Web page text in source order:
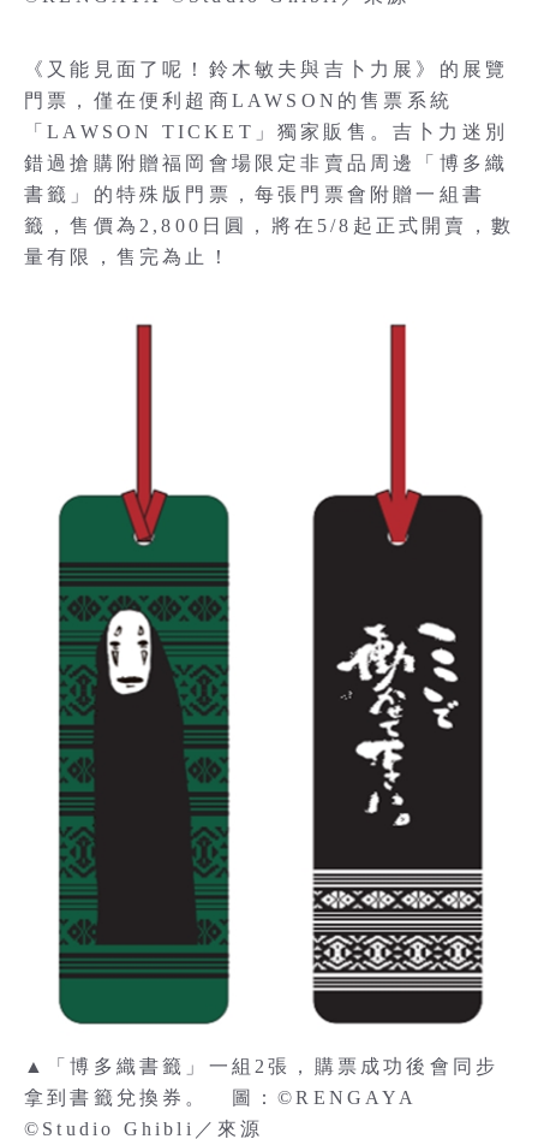
《又能見面了呢！鈴木敏夫與吉卜力展》的展覽
門票，僅在便利超商LAWSON的售票系統
「LAWSON TICKET」獨家販售。吉卜力迷別
錯過搶購附贈福岡會場限定非賣品周邊「博多織
書籤」的特殊版門票，每張門票會附贈一組書
籤，售價為2,800日圓，將在5/8起正式開賣，數
量有限，售完為止！
▲「博多織書籤」一組2張，購票成功後會同步
拿到書籤兌換券。 圖：©RENGAYA
©Studio Ghibli／來源